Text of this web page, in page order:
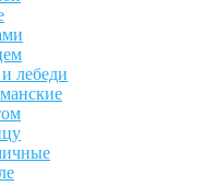
лебеди